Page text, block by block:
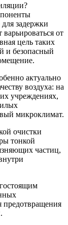
задержки
от
цель таких
и безопасный
актуально
воздуха: на
учреждениях,
микроклимат.
очистки
тонкой
частиц,
предотвращения